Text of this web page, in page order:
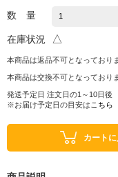
数 量
在庫状況 △
本商品は返品不可となっており
本商品は交換不可となっており
発送予定日 注文日の1～10日後
※お届け予定日の目安は こちら
カート